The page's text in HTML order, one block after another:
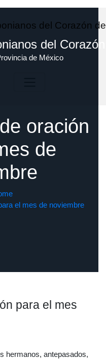
del
de México
oración
de
el mes de noviembre
para el mes
hermanos, antepasados,